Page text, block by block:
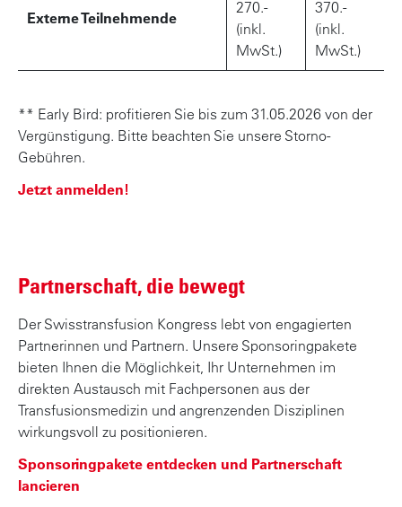
Externe Teilnehmende
270.-
(inkl.
MwSt.)
370.-
(inkl.
MwSt.)
** Early Bird: profitieren Sie bis zum 31.05.2026 von der
Vergünstigung. Bitte beachten Sie unsere Storno-
Gebühren.
Jetzt anmelden!
Partnerschaft, die bewegt
Der Swisstransfusion Kongress lebt von engagierten
Partnerinnen und Partnern. Unsere Sponsoringpakete
bieten Ihnen die Möglichkeit, Ihr Unternehmen im
direkten Austausch mit Fachpersonen aus der
Transfusionsmedizin und angrenzenden Disziplinen
wirkungsvoll zu positionieren.
Sponsoringpakete entdecken und Partnerschaft
lancieren